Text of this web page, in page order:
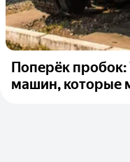
Поперёк
машин, которые